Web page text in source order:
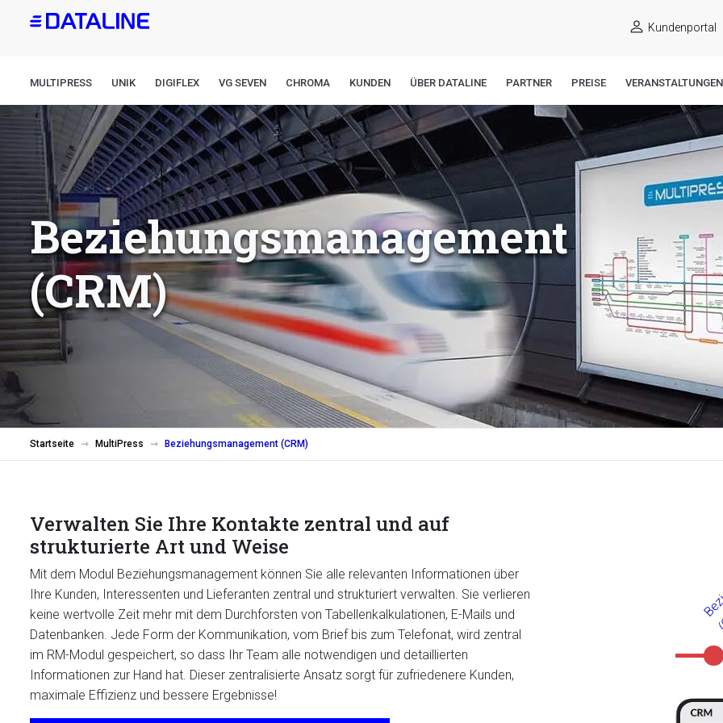
Kundenportal
MULTIPRESS UNIK DIGIFLEX VG SEVEN CHROMA KUNDEN ÜBER DATALINE PARTNER PREISE VERANSTALTUNGEN
Beziehungsmanagement
(CRM)
Startseite MultiPress Beziehungsmanagement (CRM)
Verwalten Sie Ihre Kontakte zentral und auf
strukturierte Art und Weise
Mit dem Modul Beziehungsmanagement können Sie alle relevanten Informationen über
Ihre Kunden, Interessenten und Lieferanten zentral und strukturiert verwalten. Sie verlieren
keine wertvolle Zeit mehr mit dem Durchforsten von Tabellenkalkulationen, E-Mails und
Datenbanken. Jede Form der Kommunikation, vom Brief bis zum Telefonat, wird zentral
im RM-Modul gespeichert, so dass Ihr Team alle notwendigen und detaillierten
Informationen zur Hand hat. Dieser zentralisierte Ansatz sorgt für zufriedenere Kunden,
maximale Effizienz und bessere Ergebnisse!